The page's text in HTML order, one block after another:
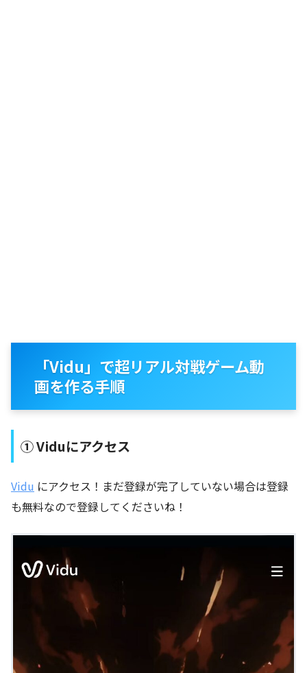
「Vidu」で超リアル対戦ゲーム動
画を作る手順
① Viduにアクセス
Vidu にアクセス！まだ登録が完了していない場合は登録
も無料なので登録してくださいね！